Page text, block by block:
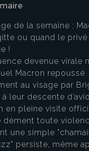
de la semaine :
ou quand le
!
devenue virale
Macron repoussé
au visage par
à leur descente
en pleine visite
dément toute
une simple
persiste, même